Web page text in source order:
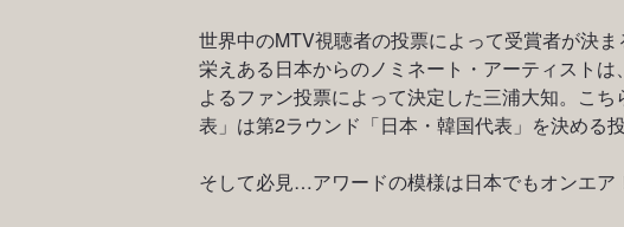
世界中のMTV視聴者の投票によって受賞者が決ま
栄えある日本からのノミネート・アーティスト
よるファン投票によって決定した三浦大知。こ
表」は第2ラウンド「日本・韓国代表」を決める
そして必見…アワードの模様は日本でもオンエア